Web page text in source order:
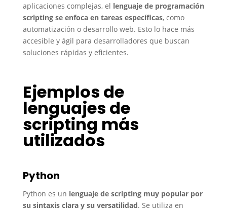
aplicaciones complejas, el lenguaje de programación
scripting se enfoca en tareas específicas, como
automatización o desarrollo web. Esto lo hace más
accesible y ágil para desarrolladores que buscan
soluciones rápidas y eficientes.
Ejemplos de
lenguajes de
scripting más
utilizados
Python
Python es un lenguaje de scripting muy popular por
su sintaxis clara y su versatilidad. Se utiliza en